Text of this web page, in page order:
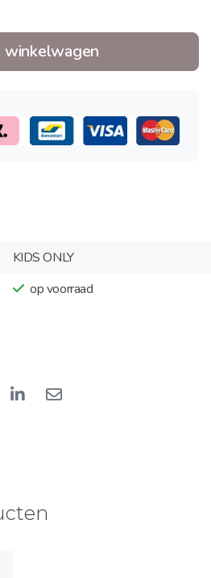
winkelwagen
KIDS ONLY
op voorraad